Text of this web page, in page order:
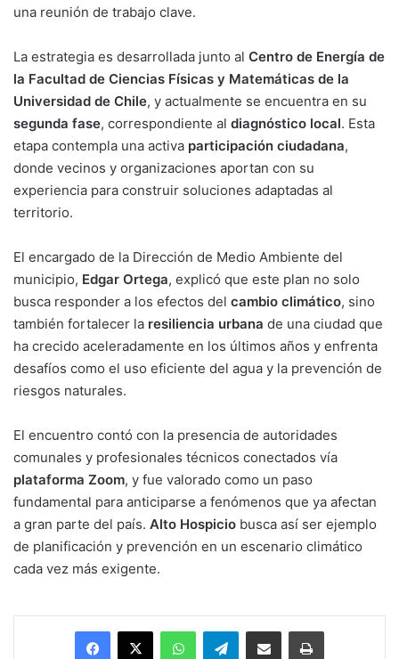
una reunión de trabajo clave.
La estrategia es desarrollada junto al Centro de Energía de
la Facultad de Ciencias Físicas y Matemáticas de la
Universidad de Chile, y actualmente se encuentra en su
segunda fase, correspondiente al diagnóstico local. Esta
etapa contempla una activa participación ciudadana,
donde vecinos y organizaciones aportan con su
experiencia para construir soluciones adaptadas al
territorio.
El encargado de la Dirección de Medio Ambiente del
municipio, Edgar Ortega, explicó que este plan no solo
busca responder a los efectos del cambio climático, sino
también fortalecer la resiliencia urbana de una ciudad que
ha crecido aceleradamente en los últimos años y enfrenta
desafíos como el uso eficiente del agua y la prevención de
riesgos naturales.
El encuentro contó con la presencia de autoridades
comunales y profesionales técnicos conectados vía
plataforma Zoom, y fue valorado como un paso
fundamental para anticiparse a fenómenos que ya afectan
a gran parte del país. Alto Hospicio busca así ser ejemplo
de planificación y prevención en un escenario climático
cada vez más exigente.
Facebook
X WhatsAppTelegramEnviar vía email Imprimir